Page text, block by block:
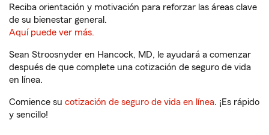
Reciba orientación y motivación para reforzar las áreas clave
de su bienestar general.
Aquí puede ver más.
Sean Stroosnyder en Hancock, MD, le ayudará a comenzar
después de que complete una cotización de seguro de vida
en línea.
Comience su cotización de seguro de vida en línea. ¡Es rápido
y sencillo!